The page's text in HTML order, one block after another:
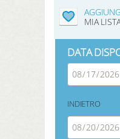
MIA
DATA
INDIETRO